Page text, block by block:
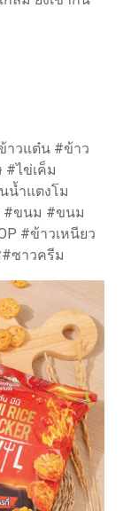
าวแต๋น #ข้าว
#ไข่เค็ม
น้ำแตงโม
#ขนม #ขนม
#ข้าวเหนียว
ซาวครีม